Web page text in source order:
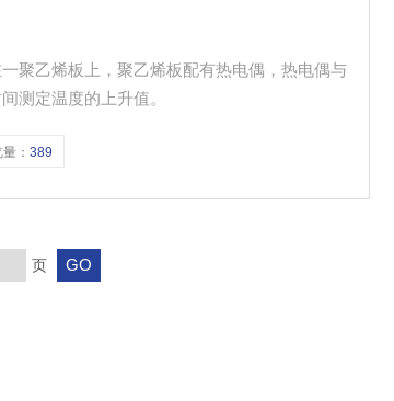
聚乙烯板上，聚乙烯板配有热电偶，热电偶与
测定温度的上升值。
量：389
页